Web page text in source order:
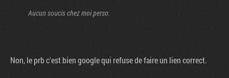
Aucun soucis chez moi perso.
Non, le prb c'est bien google qui refuse de faire un lien correct.